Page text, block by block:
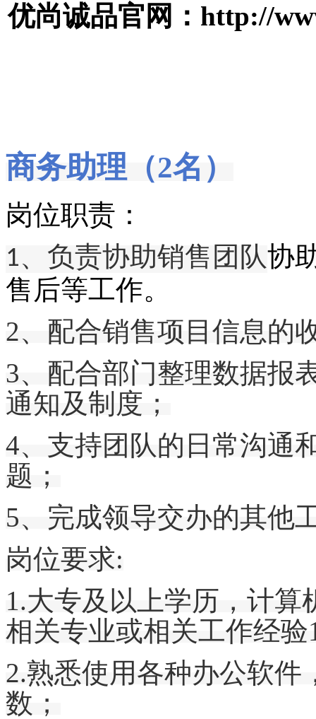
优尚诚品官网：http://
商务助理（2名）
岗位职责：
1、负责协助销售团队协
售后等工作。
2、 配合销售项目信息的
3、配合部门整理数据报
通知及制度；
4、支持团队的日常沟通
题；
5、完成领导交办的其他
岗位要求:
1.大专及以上学历， 计算
相关专业或相关工作经验
2.熟悉使用各种办公软件
数；